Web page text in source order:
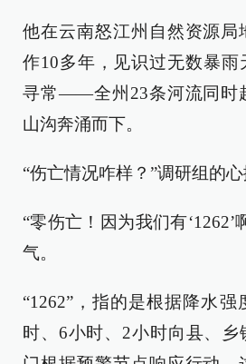
他在云南怒江州自然资源局
作10多年，见识过无数暴雨
寻常——全州23条河流同时
山沟奔涌而下。
“伤亡情况咋样？”调研组的心
“零伤亡！因为我们有‘1262’
气。
“1262”，指的是根据降水
时、6小时、2小时向县、乡